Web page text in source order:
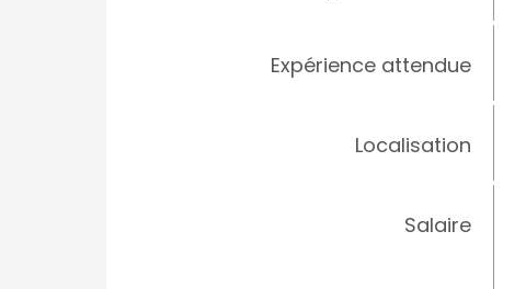
Expérience attendue
Localisation
Salaire